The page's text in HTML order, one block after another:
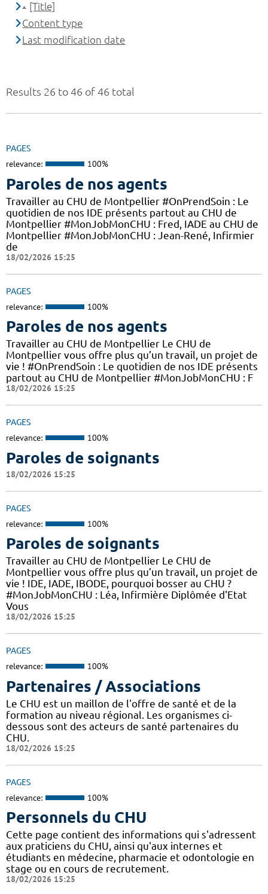
Results 26 to 46 of 46 total
PAGES
relevance: 100%
Paroles de nos agents
Travailler au CHU de Montpellier #OnPrendSoin : Le
quotidien de nos IDE présents partout au CHU de
Montpellier #MonJobMonCHU : Fred, IADE au CHU de
Montpellier #MonJobMonCHU : Jean-René, Infirmier
de
18/02/2026 15:25
PAGES
relevance: 100%
Paroles de nos agents
Travailler au CHU de Montpellier Le CHU de
Montpellier vous offre plus qu’un travail, un projet de
vie ! #OnPrendSoin : Le quotidien de nos IDE présents
partout au CHU de Montpellier #MonJobMonCHU : F
18/02/2026 15:25
PAGES
relevance: 100%
Paroles de soignants
18/02/2026 15:25
PAGES
relevance: 100%
Paroles de soignants
Travailler au CHU de Montpellier Le CHU de
Montpellier vous offre plus qu’un travail, un projet de
vie ! IDE, IADE, IBODE, pourquoi bosser au CHU ?
#MonJobMonCHU : Léa, Infirmière Diplômée d'Etat
Vous
18/02/2026 15:25
PAGES
relevance: 100%
Partenaires / Associations
Le CHU est un maillon de l'offre de santé et de la
formation au niveau régional. Les organismes ci-
dessous sont des acteurs de santé partenaires du
CHU.
18/02/2026 15:25
PAGES
relevance: 100%
Personnels du CHU
Cette page contient des informations qui s'adressent
aux praticiens du CHU, ainsi qu'aux internes et
étudiants en médecine, pharmacie et odontologie en
stage ou en cours de recrutement.
18/02/2026 15:25
[Title]
Content type
Last modification date